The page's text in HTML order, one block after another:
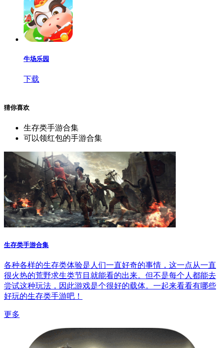
牛场乐园
下载
猜你喜欢
生存类手游合集
可以领红包的手游合集
生存类手游合集
各种各样的生存类体验是人们一直好奇的事情，这一点从一直
很火热的荒野求生类节目就能看的出来。但不是每个人都能去
尝试这种玩法，因此游戏是个很好的载体。一起来看看有哪些
好玩的生存类手游吧！
更多